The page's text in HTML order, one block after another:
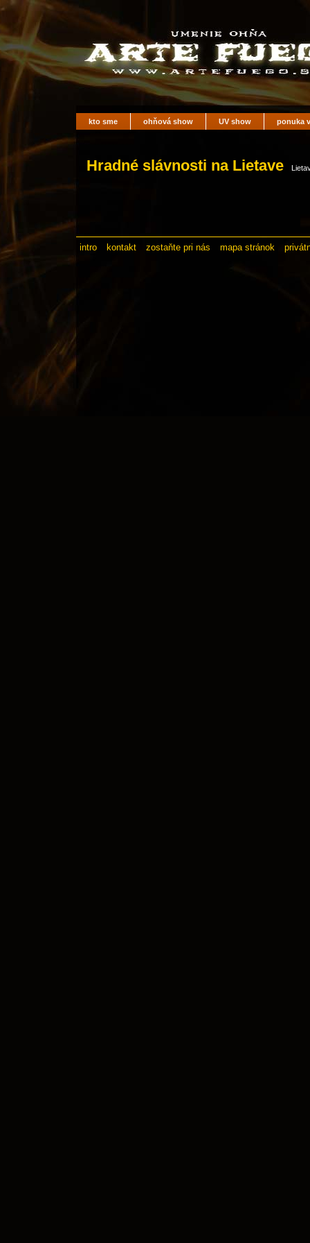
kto sme ohňová show UV show ponuka
Hradné slávnosti na Lietave
intro kontakt zostaňte pri nás mapa stránok